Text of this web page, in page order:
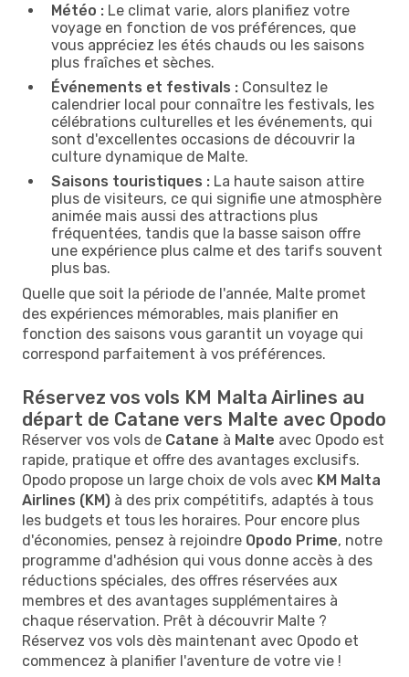
Météo : Le climat varie, alors planifiez votre
voyage en fonction de vos préférences, que
vous appréciez les étés chauds ou les saisons
plus fraîches et sèches.
Événements et festivals : Consultez le
calendrier local pour connaître les festivals, les
célébrations culturelles et les événements, qui
sont d'excellentes occasions de découvrir la
culture dynamique de Malte.
Saisons touristiques : La haute saison attire
plus de visiteurs, ce qui signifie une atmosphère
animée mais aussi des attractions plus
fréquentées, tandis que la basse saison offre
une expérience plus calme et des tarifs souvent
plus bas.
Quelle que soit la période de l'année, Malte promet
des expériences mémorables, mais planifier en
fonction des saisons vous garantit un voyage qui
correspond parfaitement à vos préférences.
Réservez vos vols KM Malta Airlines au
départ de Catane vers Malte avec Opodo
Réserver vos vols de Catane à Malte avec Opodo est
rapide, pratique et offre des avantages exclusifs.
Opodo propose un large choix de vols avec KM Malta
Airlines (KM) à des prix compétitifs, adaptés à tous
les budgets et tous les horaires. Pour encore plus
d'économies, pensez à rejoindre Opodo Prime, notre
programme d'adhésion qui vous donne accès à des
réductions spéciales, des offres réservées aux
membres et des avantages supplémentaires à
chaque réservation. Prêt à découvrir Malte ?
Réservez vos vols dès maintenant avec Opodo et
commencez à planifier l'aventure de votre vie !